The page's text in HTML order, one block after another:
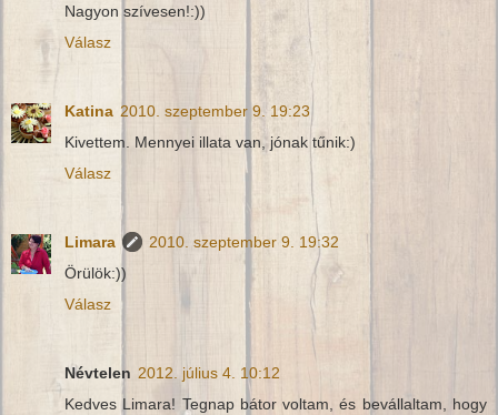
Nagyon szívesen!:))
Válasz
Katina 2010. szeptember 9. 19:23
Kivettem. Mennyei illata van, jónak tűnik:)
Válasz
Limara
2010. szeptember 9. 19:32
Örülök:))
Válasz
Névtelen 2012. július 4. 10:12
Kedves Limara! Tegnap bátor voltam, és bevállaltam, hogy